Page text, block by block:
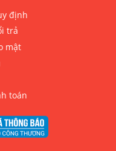
định
trả
mật
toán